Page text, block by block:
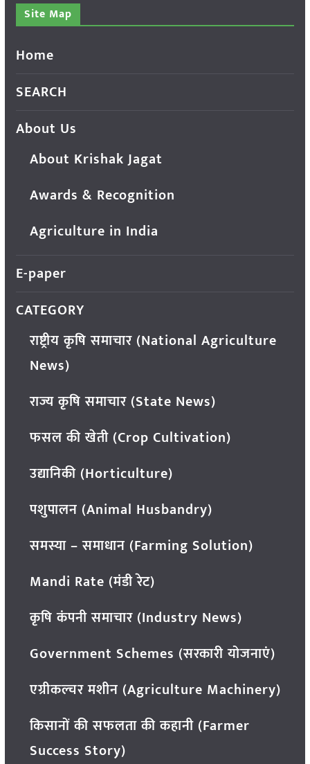
Site Map
Home
SEARCH
About Us
About Krishak Jagat
Awards & Recognition
Agriculture in India
E-paper
CATEGORY
राष्ट्रीय कृषि समाचार (National Agriculture
News)
राज्य कृषि समाचार (State News)
फसल की खेती (Crop Cultivation)
उद्यानिकी (Horticulture)
पशुपालन (Animal Husbandry)
समस्या – समाधान (Farming Solution)
Mandi Rate (मंडी रेट)
कृषि कंपनी समाचार (Industry News)
Government Schemes (सरकारी योजनाएं)
एग्रीकल्चर मशीन (Agriculture Machinery)
किसानों की सफलता की कहानी (Farmer
Success Story)